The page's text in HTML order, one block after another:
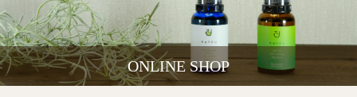
ONLINE SHOP